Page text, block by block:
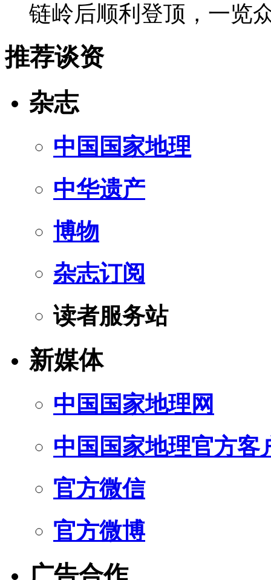
链岭后顺利登顶，一览
推荐谈资
杂志
中国国家地理
中华遗产
博物
杂志订阅
读者服务站
新媒体
中国国家地理网
中国国家地理官方客
官方微信
官方微博